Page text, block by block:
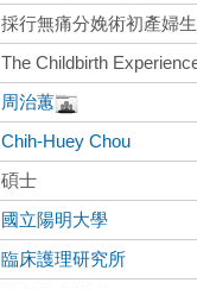
採行無痛分娩術初產婦
The Childbirth
周治蕙
Chih-Huey Chou
碩士
國立陽明大學
臨床護理研究所